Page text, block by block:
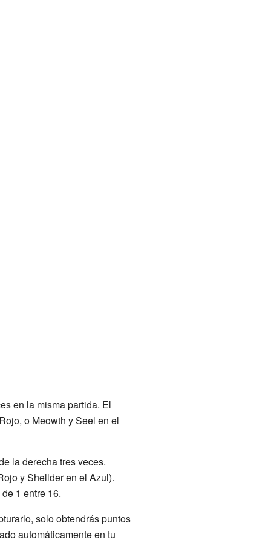
en la misma partida. El
o Meowth y Seel en el
la derecha tres veces.
y Shellder en el Azul).
1 entre 16.
solo obtendrás puntos
automáticamente en tu